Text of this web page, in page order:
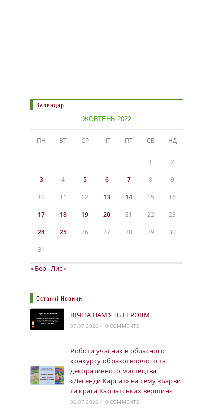
Календар
ЖОВТЕНЬ 2022
ПН ВТ СР ЧТ ПТ СБ НД
1 2
3 4 5 6 7 8 9
10 11 12 13 14 15 16
17 18 19 20 21 22 23
24 25 26 27 28 29 30
31
« Вер Лис »
Останні Новини
ВІЧНА ПАМ’ЯТЬ ГЕРОЯМ
07.07.2026 / 0 COMMENTS
Роботи учасників обласного
конкурсу образотворчого та
декоративного мистецтва
«Легенди Карпат» на тему «Барви
та краса Карпатських вершин»
06.07.2026 / 0 COMMENTS